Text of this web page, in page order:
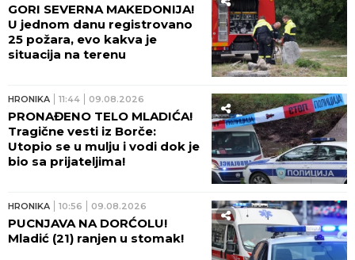
GORI SEVERNA MAKEDONIJA!
U jednom danu registrovano
25 požara, evo kakva je
situacija na terenu
HRONIKA 11:44 09.08.2026
PRONAĐENO TELO MLADIĆA!
Tragične vesti iz Borče:
Utopio se u mulju i vodi dok je
bio sa prijateljima!
HRONIKA 10:56 09.08.2026
PUCNJAVA NA DORĆOLU!
Mladić (21) ranjen u stomak!